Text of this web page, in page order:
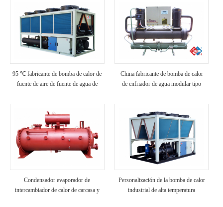
95 ℃ fabricante de bomba de calor de
fuente de aire de fuente de agua de
China fabricante de bomba de calor
de enfriador de agua modular tipo
Condensador evaporador de
intercambiador de calor de carcasa y
Personalización de la bomba de calor
industrial de alta temperatura